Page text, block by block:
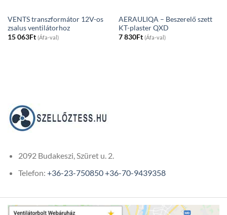
VENTS transzformátor 12V-os
zsalus ventilátorhoz
15 063Ft (Áfa-val)
AERAULIQA – Beszerelő szett
KT-plaster QXD
7 830Ft (Áfa-val)
2092 Budakeszi, Szüret u. 2.
Telefon: +36-23-750850+36-70-9439358